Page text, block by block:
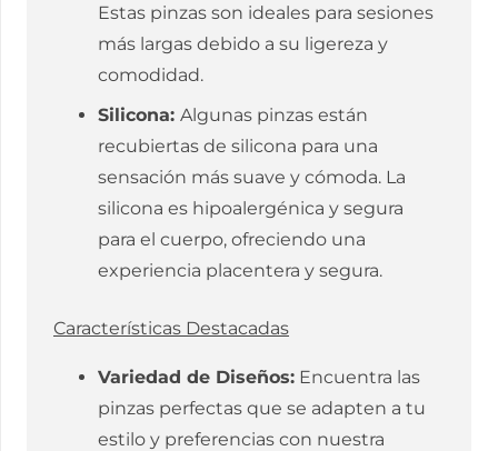
Estas pinzas son ideales para sesiones
más largas debido a su ligereza y
comodidad.
Silicona: Algunas pinzas están
recubiertas de silicona para una
sensación más suave y cómoda. La
silicona es hipoalergénica y segura
para el cuerpo, ofreciendo una
experiencia placentera y segura.
Características Destacadas
Variedad de Diseños: Encuentra las
pinzas perfectas que se adapten a tu
estilo y preferencias con nuestra